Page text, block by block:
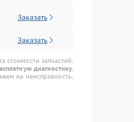
Заказать
Заказать
стоимости запчастей.
диагностику.
на неисправность.